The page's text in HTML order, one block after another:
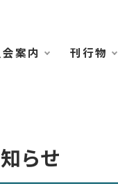
案内 刊行物
らせ